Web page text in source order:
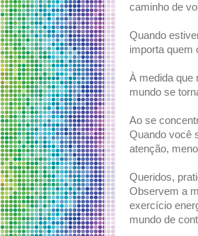
caminho de
Quando
importa quem
À medida que
mundo se
Ao se
Quando você
atenção,
Queridos,
Observem a
exercício
mundo de